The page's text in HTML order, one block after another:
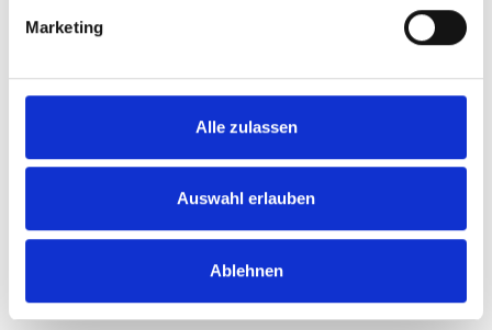
Marketing
Alle zulassen
Auswahl erlauben
Ablehnen
Comparison of selected
Bracket
brackets and